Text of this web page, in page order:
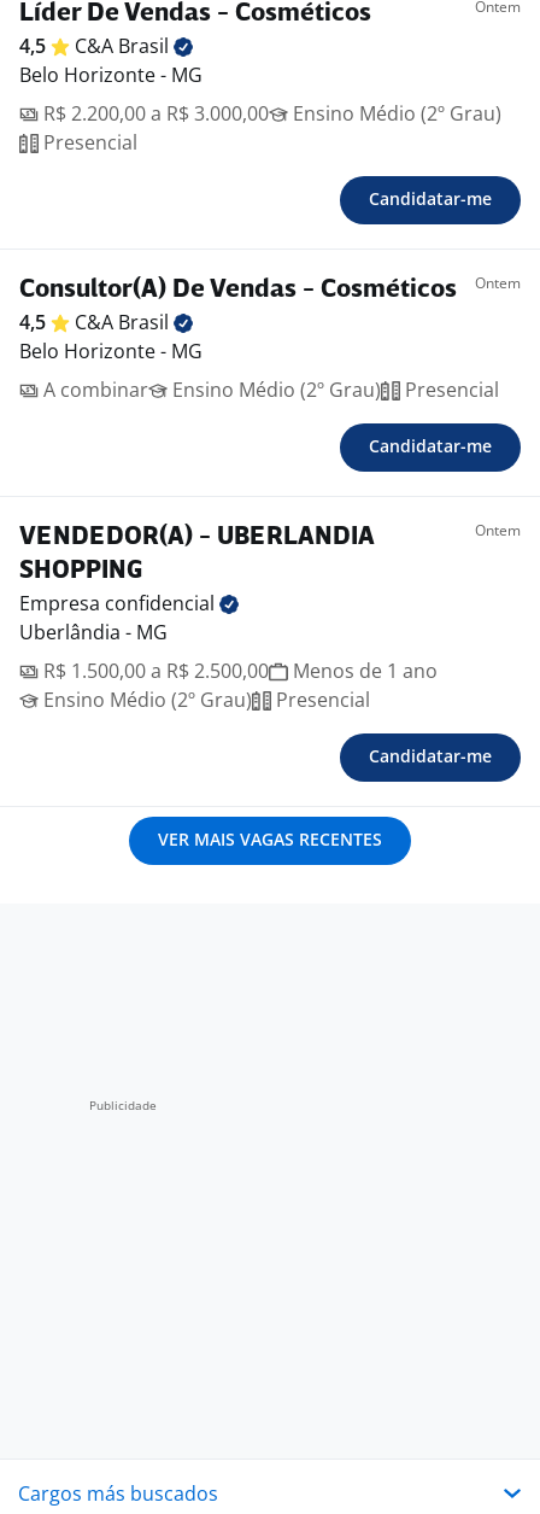
Líder De Vendas - Cosméticos Ontem
4,5 C&A Brasil
Belo Horizonte - MG
R$ 2.200,00 a R$ 3.000,00
Ensino Médio (2º Grau)
Presencial
Candidatar-me
Consultor(A) De Vendas - Cosméticos Ontem
4,5 C&A Brasil
Belo Horizonte - MG
A combinar
Ensino Médio (2º Grau) Presencial
Candidatar-me
VENDEDOR(A) - UBERLANDIA
SHOPPING
Ontem
Empresa confidencial
Uberlândia - MG
R$ 1.500,00 a R$ 2.500,00
Menos de 1 ano
Ensino Médio (2º Grau)
Presencial
Candidatar-me
VER MAIS VAGAS RECENTES
Cargos más buscados